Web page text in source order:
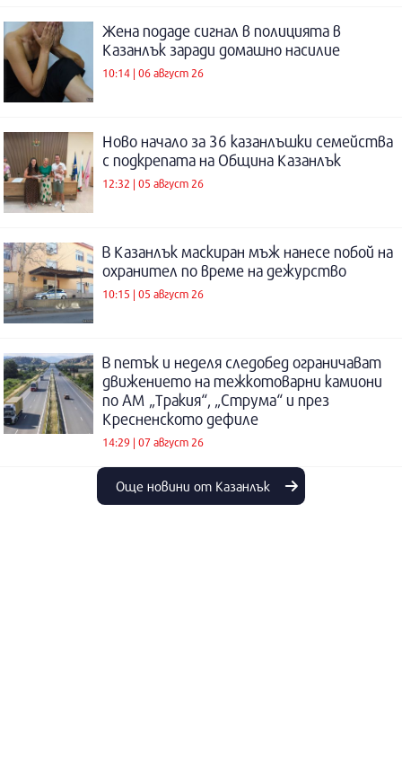
Жена подаде сигнал в полицията в
Казанлък заради домашно насилие
10:14 | 06 август 26
Ново начало за 36 казанлъшки семейства
с подкрепата на Община Казанлък
12:32 | 05 август 26
В Казанлък маскиран мъж нанесе побой на
охранител по време на дежурство
10:15 | 05 август 26
В петък и неделя следобед ограничават
движението на тежкотоварни камиони
по АМ „Тракия“, „Струма“ и през
Кресненското дефиле
14:29 | 07 август 26
Още новини от Казанлък